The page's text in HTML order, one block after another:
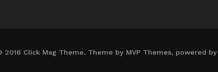
2016 Click Mag Theme. Theme by MVP Themes, powered by